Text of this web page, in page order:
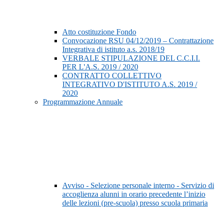
Atto costituzione Fondo
Convocazione RSU 04/12/2019 – Contrattazione
Integrativa di istituto a.s. 2018/19
VERBALE STIPULAZIONE DEL C.C.I.I.
PER L'A.S. 2019 / 2020
CONTRATTO COLLETTIVO
INTEGRATIVO D'ISTITUTO A.S. 2019 /
2020
Programmazione Annuale
Avviso - Selezione personale interno - Servizio di
accoglienza alunni in orario precedente l’inizio
delle lezioni (pre-scuola) presso scuola primaria